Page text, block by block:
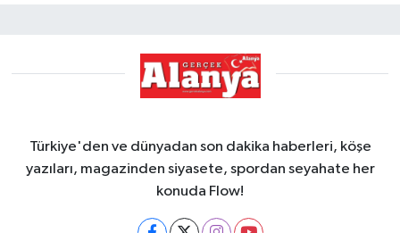
Türkiye'den ve dünyadan son dakika haberleri, köşe
yazıları, magazinden siyasete, spordan seyahate her
konuda Flow!